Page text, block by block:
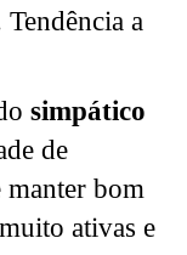
a
simpático
de
manter bom
ativas e